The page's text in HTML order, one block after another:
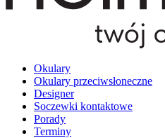
Okulary
Okulary przeciwsłoneczne
Designer
Soczewki kontaktowe
Porady
Terminy